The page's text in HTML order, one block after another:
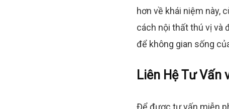
hơn về khái niệm này,
cách nội thất thú vị và
để không gian sống
Liên Hệ Tư Vấn
Để được tư vấn miễn